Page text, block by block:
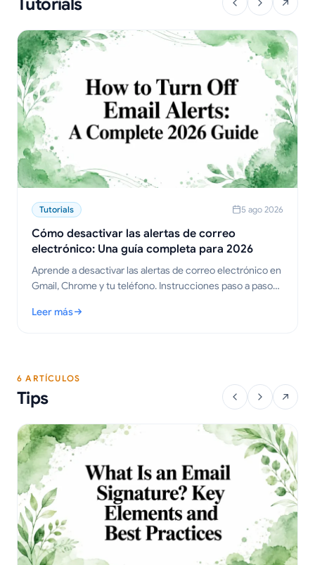
Tutorials 5 ago 2026
Cómo desactivar las alertas de correo
electrónico: Una guía completa para 2026
Aprende a desactivar las alertas de correo electrónico en
Gmail, Chrome y tu teléfono. Instrucciones paso a paso
para solucionar problemas.
Leer más
: Cómo desactivar las alertas de correo electrónico: Una guía
6 ARTÍCULOS
Tips